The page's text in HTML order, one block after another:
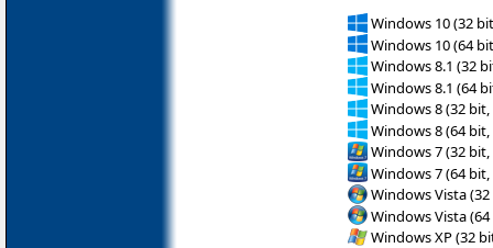
Windows 10 (32
Windows 10 (64
Windows 8.1 (32
Windows 8.1 (64
Windows 8 (32 bit,
Windows 8 (64 bit,
Windows 7 (32 bit,
Windows 7 (64 bit,
Windows Vista
Windows Vista
Windows XP (32